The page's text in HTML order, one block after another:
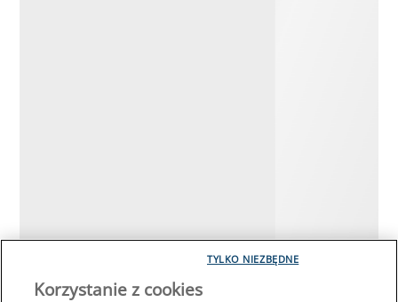
Korzystanie z cookies
TYLKO NIEZBĘDNE